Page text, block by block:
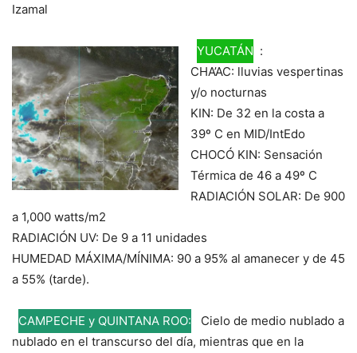
Izamal
YUCATÁN :
CHA’AC: lluvias vespertinas
y/o nocturnas
KIN: De 32 en la costa a
39º C en MID/IntEdo
CHOCÓ KIN: Sensación
Térmica de 46 a 49º C
RADIACIÓN SOLAR: De 900
a 1,000 watts/m2
RADIACIÓN UV: De 9 a 11 unidades
HUMEDAD MÁXIMA/MÍNIMA: 90 a 95% al amanecer y de 45
a 55% (tarde).
CAMPECHE y QUINTANA ROO:
Cielo de medio nublado a
nublado en el transcurso del día, mientras que en la